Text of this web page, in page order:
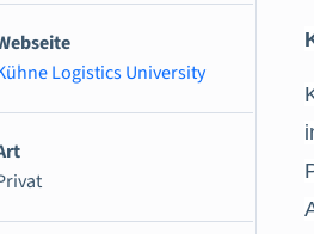
Logistics University